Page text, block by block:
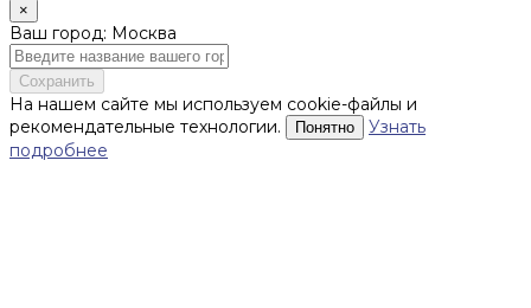
×
Ваш город: Москва
Сохранить
На нашем сайте мы используем cookie-файлы и
рекомендательные технологии.
Понятно
Узнать
подробнее